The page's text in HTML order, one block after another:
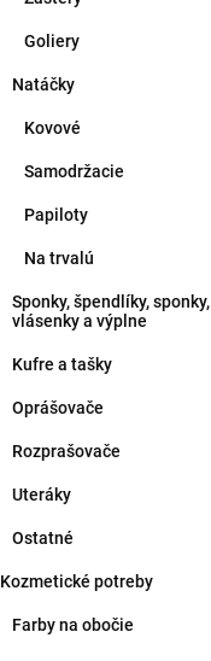
Goliery
Natáčky
Kovové
Samodržacie
Papiloty
Na trvalú
Sponky, špendlíky, sponky,
vlásenky a výplne
Kufre a tašky
Oprášovače
Rozprašovače
Uteráky
Ostatné
Kozmetické potreby
Farby na obočie